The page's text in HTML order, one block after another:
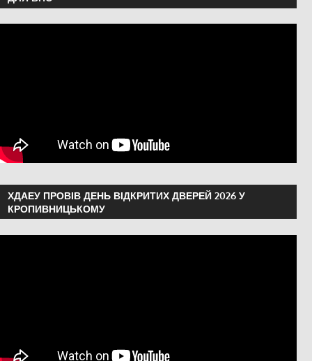
ХДАЕУ ПРОВІВ ДЕНЬ ВІДКРИТИХ ДВЕРЕЙ 2026 У
КРОПИВНИЦЬКОМУ